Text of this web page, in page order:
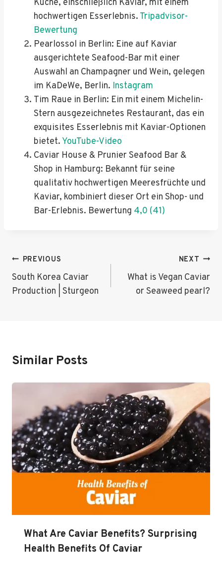
Küche, einschließlich Kaviar, mit einem
hochwertigen Esserlebnis. Tripadvisor-
Bewertung
Pearlossol in Berlin: Eine auf Kaviar
ausgerichtete Seafood-Bar mit einer
Auswahl an Champagner und Wein, gelegen
im KaDeWe, Berlin. Instagram
Tim Raue in Berlin: Ein mit einem Michelin-
Stern ausgezeichnetes Restaurant, das ein
exquisites Esserlebnis mit Kaviar-Optionen
bietet. YouTube-Video
Caviar House & Prunier Seafood Bar &
Shop in Hamburg: Bekannt für seine
qualitativ hochwertigen Meeresfrüchte und
Kaviar, kombiniert dieser Ort ein Shop- und
Bar-Erlebnis. Bewertung 4,0 (41)
Post
Navigation
PREVIOUS
South Korea Caviar
Production | Sturgeon
NEXT
What is Vegan Caviar
or Seaweed pearl?
Similar Posts
What Are Caviar Benefits? Surprising
Health Benefits Of Caviar